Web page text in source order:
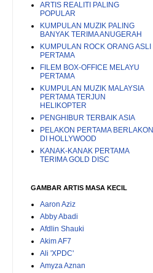
ARTIS REALITI PALING
POPULAR
KUMPULAN MUZIK PALING
BANYAK TERIMA ANUGERAH
KUMPULAN ROCK ORANG ASLI
PERTAMA
FILEM BOX-OFFICE MELAYU
PERTAMA
KUMPULAN MUZIK MALAYSIA
PERTAMA TERJUN
HELIKOPTER
PENGHIBUR TERBAIK ASIA
PELAKON PERTAMA BERLAKON
DI HOLLYWOOD
KANAK-KANAK PERTAMA
TERIMA GOLD DISC
GAMBAR ARTIS MASA KECIL
Aaron Aziz
Abby Abadi
Afdlin Shauki
Akim AF7
Ali 'XPDC'
Amyza Aznan